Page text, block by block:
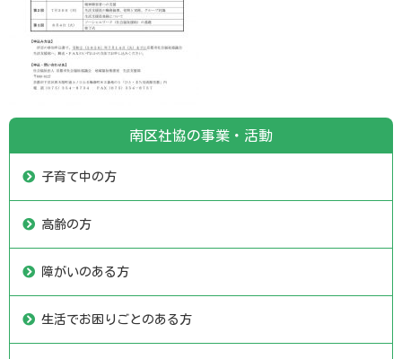
南区社協の事業・活動
子育て中の方
高齢の方
障がいのある方
生活でお困りごとのある方